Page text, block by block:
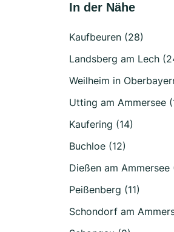
In der Nähe
Kaufbeuren (28)
Landsberg am Lech
Weilheim in
Utting am Ammersee
Kaufering (14)
Buchloe (12)
Dießen am Ammersee
Peißenberg (11)
Schondorf am